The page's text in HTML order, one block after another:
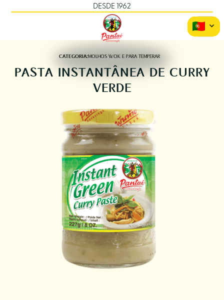
DESDE 1962
CATEGORIA:MOLHOS WOK E PARA TEMPERAR
PASTA INSTANTÂNEA DE CURRY
VERDE